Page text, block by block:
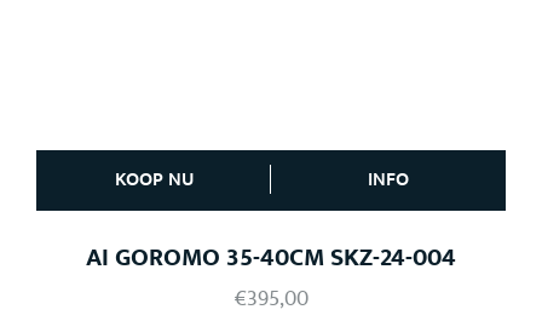
KOOP NU INFO
AI GOROMO 35-40CM SKZ-24-004
€395,00